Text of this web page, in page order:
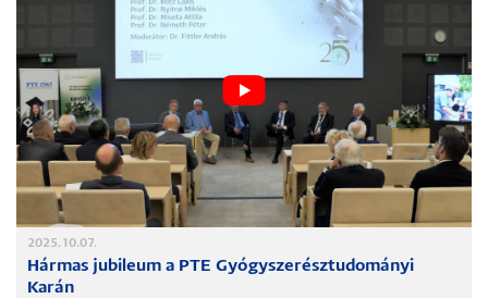
2025.10.07.
Hármas jubileum a PTE Gyógyszerésztudományi
Karán